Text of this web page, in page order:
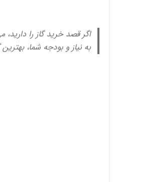
اگر قصد خرید گاز را دارید،
به نیاز و بودجه شما،